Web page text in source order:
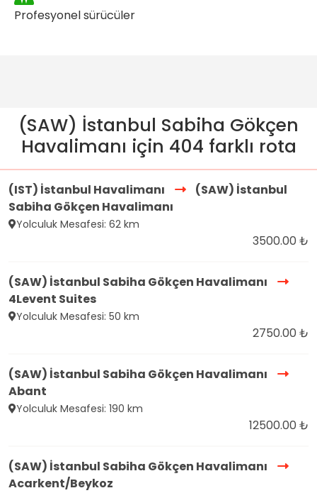
Profesyonel sürücüler
(SAW) İstanbul Sabiha Gökçen
Havalimanı için 404 farklı rota
(IST) İstanbul Havalimanı
(SAW) İstanbul
Sabiha Gökçen Havalimanı
Yolculuk Mesafesi: 62 km
3500.00 ₺
(SAW) İstanbul Sabiha Gökçen Havalimanı
4Levent Suites
Yolculuk Mesafesi: 50 km
2750.00 ₺
(SAW) İstanbul Sabiha Gökçen Havalimanı
Abant
Yolculuk Mesafesi: 190 km
12500.00 ₺
(SAW) İstanbul Sabiha Gökçen Havalimanı
Acarkent/Beykoz